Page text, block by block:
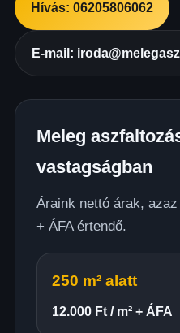
Hívás: 06205806062
E-mail:
Meleg
vastagságban
Áraink nettó árak,
+ ÁFA értendő.
250 m² alatt
12.000 Ft / m² + ÁFA